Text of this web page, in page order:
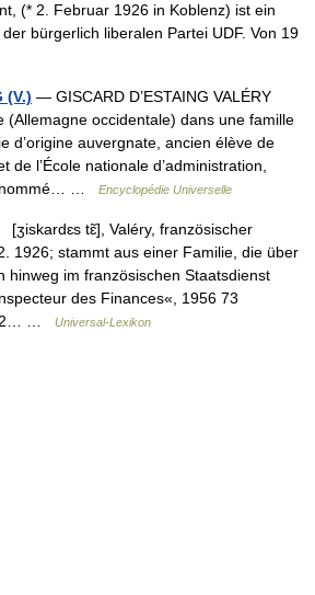
(* 2. Februar 1926 in Koblenz) ist ein
bürgerlich liberalen Partei UDF. Von 19
(V.) — GISCARD D’ESTAING VALÉRY
(Allemagne occidentale) dans une famille
d’origine auvergnate, ancien élève de
de l’École nationale d’administration,
nommé… …
Encyclopédie Universelle
tɛ̃], Valéry, französischer
1926; stammt aus einer Familie, die über
hinweg im französischen Staatsdienst
des Finances«, 1956 73
…
Universal-Lexikon